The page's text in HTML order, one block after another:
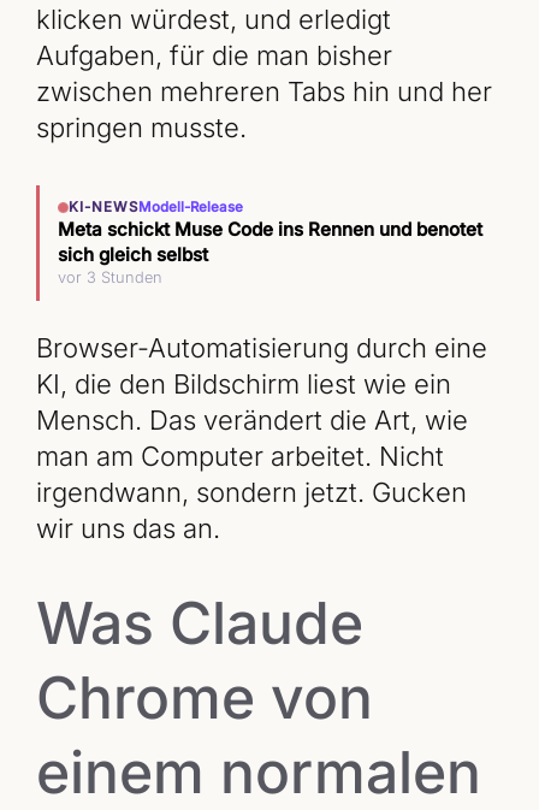
klicken würdest, und erledigt
Aufgaben, für die man bisher
zwischen mehreren Tabs hin und her
springen musste.
KI-NEWSModell-Release
Meta schickt Muse Code ins Rennen und benotet
sich gleich selbst
vor 3 Stunden
Browser-Automatisierung durch eine
KI, die den Bildschirm liest wie ein
Mensch. Das verändert die Art, wie
man am Computer arbeitet. Nicht
irgendwann, sondern jetzt. Gucken
wir uns das an.
Was Claude
Chrome von
einem normalen